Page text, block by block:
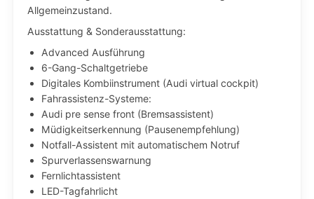
Allgemeinzustand.
Ausstattung & Sonderausstattung:
Advanced Ausführung
6-Gang-Schaltgetriebe
Digitales Kombiinstrument (Audi virtual cockpit)
Fahrassistenz-Systeme:
Audi pre sense front (Bremsassistent)
Müdigkeitserkennung (Pausenempfehlung)
Notfall-Assistent mit automatischem Notruf
Spurverlassenswarnung
Fernlichtassistent
LED-Tagfahrlicht